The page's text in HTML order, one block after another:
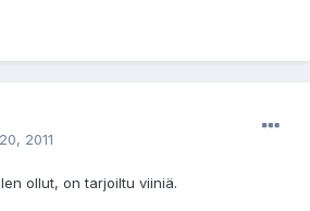
2011
ollut, on tarjoiltu viiniä.